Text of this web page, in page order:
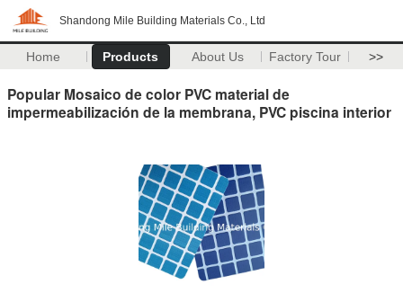
Shandong Mile Building Materials Co., Ltd
Home Products About Us Factory Tour >>
Popular Mosaico de color PVC material de
impermeabilización de la membrana, PVC piscina interior